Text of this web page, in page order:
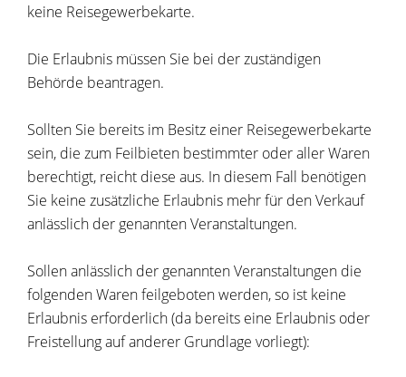
keine Reisegewerbekarte.
Die Erlaubnis müssen Sie bei der zuständigen
Behörde beantragen.
Sollten Sie bereits im Besitz einer Reisegewerbekarte
sein, die zum Feilbieten bestimmter oder aller Waren
berechtigt, reicht diese aus. In diesem Fall benötigen
Sie keine zusätzliche Erlaubnis mehr für den Verkauf
anlässlich der genannten Veranstaltungen.
Sollen anlässlich der genannten Veranstaltungen die
folgenden Waren feilgeboten werden, so ist keine
Erlaubnis erforderlich (da bereits eine Erlaubnis oder
Freistellung auf anderer Grundlage vorliegt):